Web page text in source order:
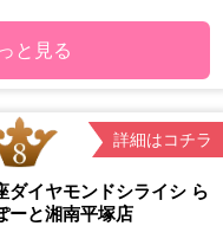
と見る
詳細はコチラ
ダイヤモンドシライシ ら
ーと湘南平塚店